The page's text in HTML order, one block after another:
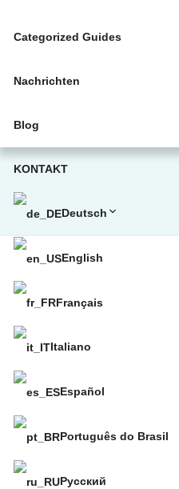
Categorized Guides
Nachrichten
Blog
KONTAKT
Deutsch
English
Français
Italiano
Español
Português do Brasil
Русский